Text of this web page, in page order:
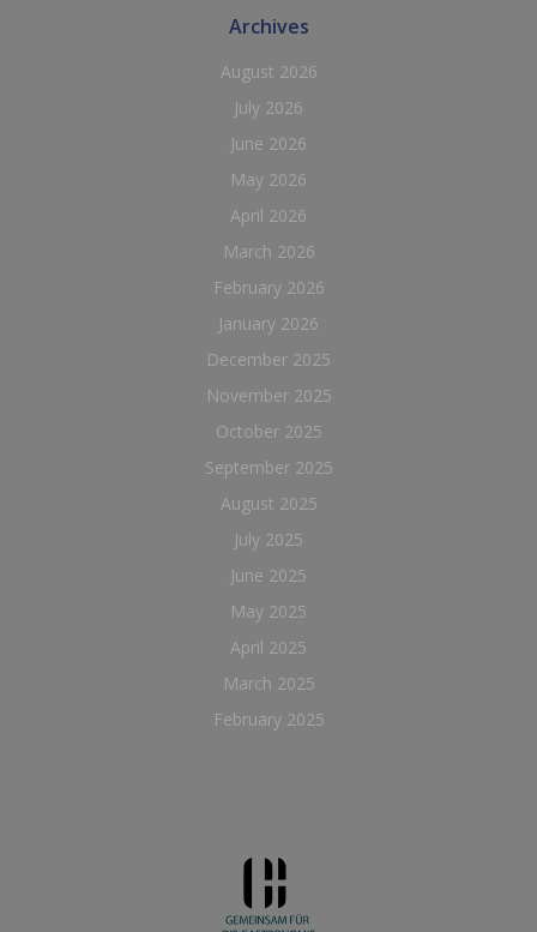
Archives
August 2026
July 2026
June 2026
May 2026
April 2026
March 2026
February 2026
January 2026
December 2025
November 2025
October 2025
September 2025
August 2025
July 2025
June 2025
May 2025
April 2025
March 2025
February 2025